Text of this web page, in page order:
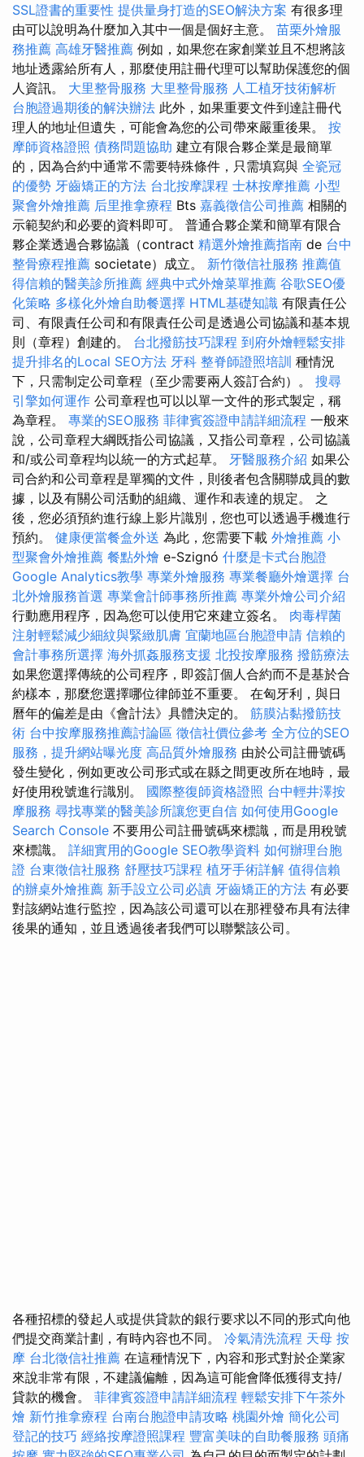
SSL證書的重要性 提供量身打造的SEO解決方案 有很多理
由可以說明為什麼加入其中一個是個好主意。 苗栗外燴服
務推薦 高雄牙醫推薦 例如，如果您在家創業並且不想將該
地址透露給所有人，那麼使用註冊代理可以幫助保護您的個
人資訊。 大里整骨服務 大里整骨服務 人工植牙技術解析
台胞證過期後的解決辦法 此外，如果重要文件到達註冊代
理人的地址但遺失，可能會為您的公司帶來嚴重後果。 按
摩師資格證照 債務問題協助 建立有限合夥企業是最簡單
的，因為合約中通常不需要特殊條件，只需填寫與 全瓷冠
的優勢 牙齒矯正的方法 台北按摩課程 士林按摩推薦 小型
聚會外燴推薦 后里推拿療程 Bts 嘉義徵信公司推薦 相關的
示範契約和必要的資料即可。 普通合夥企業和簡單有限合
夥企業透過合夥協議（contract 精選外燴推薦指南 de 台中
整骨療程推薦 societate）成立。 新竹徵信社服務 推薦值
得信賴的醫美診所推薦 經典中式外燴菜單推薦 谷歌SEO優
化策略 多樣化外燴自助餐選擇 HTML基礎知識 有限責任公
司、有限責任公司和有限責任公司是透過公司協議和基本規
則（章程）創建的。 台北撥筋技巧課程 到府外燴輕鬆安排
提升排名的Local SEO方法 牙科 整脊師證照培訓 種情況
下，只需制定公司章程（至少需要兩人簽訂合約）。 搜尋
引擎如何運作 公司章程也可以以單一文件的形式製定，稱
為章程。 專業的SEO服務 菲律賓簽證申請詳細流程 一般來
說，公司章程大綱既指公司協議，又指公司章程，公司協議
和/或公司章程均以統一的方式起草。 牙醫服務介紹 如果公
司合約和公司章程是單獨的文件，則後者包含關聯成員的數
據，以及有關公司活動的組織、運作和表達的規定。 之
後，您必須預約進行線上影片識別，您也可以透過手機進行
預約。 健康便當餐盒外送 為此，您需要下載 外燴推薦 小
型聚會外燴推薦 餐點外燴 e-Szignó 什麼是卡式台胞證
Google Analytics教學 專業外燴服務 專業餐廳外燴選擇 台
北外燴服務首選 專業會計師事務所推薦 專業外燴公司介紹
行動應用程序，因為您可以使用它來建立簽名。 肉毒桿菌
注射輕鬆減少細紋與緊緻肌膚 宜蘭地區台胞證申請 信賴的
會計事務所選擇 海外抓姦服務支援 北投按摩服務 撥筋療法
如果您選擇傳統的公司程序，即簽訂個人合約而不是基於合
約樣本，那麼您選擇哪位律師並不重要。 在匈牙利，與日
曆年的偏差是由《會計法》具體決定的。 筋膜沾黏撥筋技
術 台中按摩服務推薦討論區 徵信社價位參考 全方位的SEO
服務，提升網站曝光度 高品質外燴服務 由於公司註冊號碼
發生變化，例如更改公司形式或在縣之間更改所在地時，最
好使用稅號進行識別。 國際整復師資格證照 台中輕井澤按
摩服務 尋找專業的醫美診所讓您更自信 如何使用Google
Search Console 不要用公司註冊號碼來標識，而是用稅號
來標識。 詳細實用的Google SEO教學資料 如何辦理台胞
證 台東徵信社服務 舒壓技巧課程 植牙手術詳解 值得信賴
的辦桌外燴推薦 新手設立公司必讀 牙齒矯正的方法 有必要
對該網站進行監控，因為該公司還可以在那裡發布具有法律
後果的通知，並且透過後者我們可以聯繫該公司。
各種招標的發起人或提供貸款的銀行要求以不同的形式向他
們提交商業計劃，有時內容也不同。 冷氣清洗流程 天母 按
摩 台北徵信社推薦 在這種情況下，內容和形式對於企業家
來說非常有限，不建議偏離，因為這可能會降低獲得支持/
貸款的機會。 菲律賓簽證申請詳細流程 輕鬆安排下午茶外
燴 新竹推拿療程 台南台胞證申請攻略 桃園外燴 簡化公司
登記的技巧 經絡按摩證照課程 豐富美味的自助餐服務 頭痛